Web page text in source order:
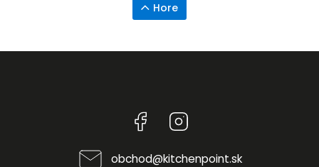
Hore
Facebook
obchod@kitchenpoint.sk